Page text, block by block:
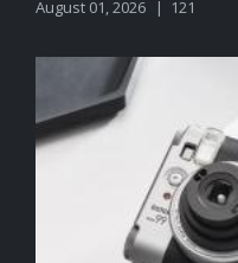
August 01, 2026 121